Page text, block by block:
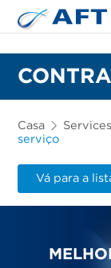
Casa Services
serviço
Vá para a